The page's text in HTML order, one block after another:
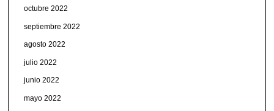
octubre 2022
septiembre 2022
agosto 2022
julio 2022
junio 2022
mayo 2022